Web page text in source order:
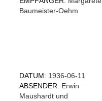
Baumeister-Oehm
DATUM: 1936-06-11
ABSENDER: Erwin
Maushardt und